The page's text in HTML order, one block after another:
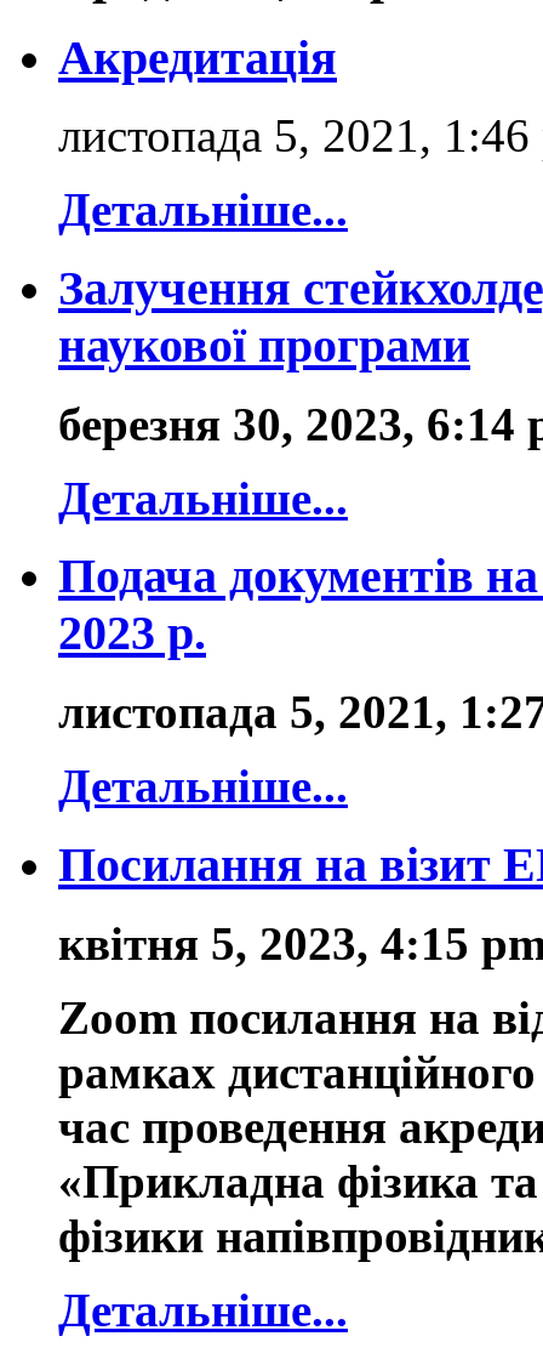
Акредитація
листопада 5, 2021, 1:46
Детальніше...
Залучення
наукової програми
березня 30, 2023, 6:14
Детальніше...
Подача документів
2023 р.
листопада 5, 2021,
Детальніше...
Посилання на візит
квітня 5, 2023, 4:15
Zoom посилання на
рамках
час проведення
«Прикладна фізика та
фізики
Детальніше...